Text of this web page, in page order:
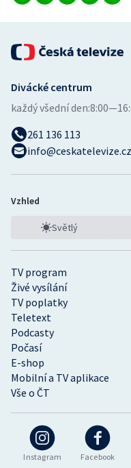
Instagram Facebook
TV program
Živé vysílání
TV poplatky
Teletext
Podcasty
Počasí
E-shop
Mobilní a TV aplikace
Vše o ČT
Divácké centrum
každý všední den:
261 136 113
info@ceskatelevize.cz
Vzhled
Světlý